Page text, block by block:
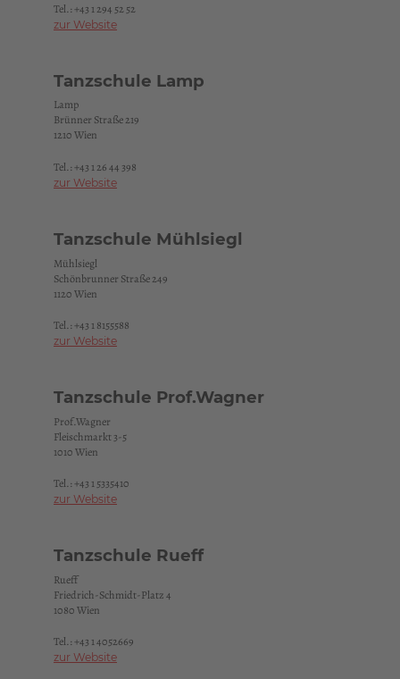
Tel.:+43 1 294 52 52
zur Website
Tanzschule Lamp
Lamp
Brünner Straße 219
1210 Wien
Tel.:+43 1 26 44 398
zur Website
Tanzschule Mühlsiegl
Mühlsiegl
Schönbrunner Straße 249
1120 Wien
Tel.:+43 1 8155588
zur Website
Tanzschule Prof.Wagner
Prof.Wagner
Fleischmarkt 3-5
1010 Wien
Tel.:+43 1 5335410
zur Website
Tanzschule Rueff
Rueff
Friedrich-Schmidt-Platz 4
1080 Wien
Tel.:+43 1 4052669
zur Website